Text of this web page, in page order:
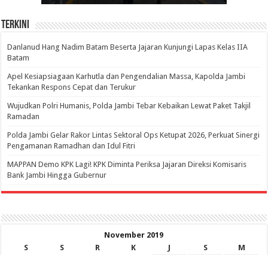
Terkini
Danlanud Hang Nadim Batam Beserta Jajaran Kunjungi Lapas Kelas IIA
Batam
Apel Kesiapsiagaan Karhutla dan Pengendalian Massa, Kapolda Jambi
Tekankan Respons Cepat dan Terukur
Wujudkan Polri Humanis, Polda Jambi Tebar Kebaikan Lewat Paket Takjil
Ramadan
Polda Jambi Gelar Rakor Lintas Sektoral Ops Ketupat 2026, Perkuat Sinergi
Pengamanan Ramadhan dan Idul Fitri
‎MAPPAN Demo KPK Lagi! KPK Diminta Periksa Jajaran Direksi Komisaris
Bank Jambi Hingga Gubernur ‎
November 2019
S
S R K J S
M